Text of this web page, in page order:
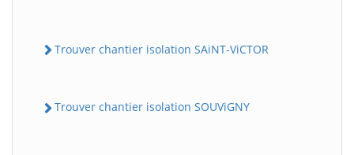
Trouver chantier isolation SAiNT-ViCTOR
Trouver chantier isolation SOUViGNY